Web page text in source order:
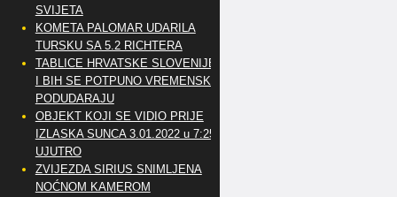
SVIJETA
KOMETA PALOMAR UDARILA
TURSKU SA 5.2 RICHTERA
TABLICE HRVATSKE SLOVENIJE
I BIH SE POTPUNO VREMENSKI
PODUDARAJU
OBJEKT KOJI SE VIDIO PRIJE
IZLASKA SUNCA 3.01.2022 u 7:25
UJUTRO
ZVIJEZDA SIRIUS SNIMLJENA
NOĆNOM KAMEROM